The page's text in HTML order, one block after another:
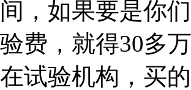
间，如果要是你
验费，就得30多
在试验机构，买